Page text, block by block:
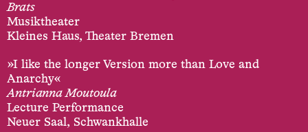
Brats
Musiktheater
Kleines Haus, Theater Bremen
»I like the longer Version more than Love and
Anarchy«
Antrianna Moutoula
Lecture Performance
Neuer Saal, Schwankhalle